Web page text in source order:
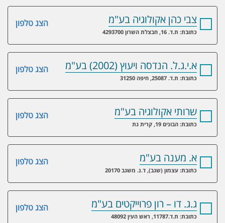
הצג טלפון צבי כהן אקולוגיה בע"מ
כתובת: ת.ד. 16, חבצלת השרון 4293700
הצג טלפון א.י.ג.ל. הנדסה ויעוץ (2002) בע"מ
כתובת: ת.ד. 25087, חיפה 31250
הצג טלפון שרותי אקולוגיה בע"מ
כתובת: הבונים 19, קרית גת
הצג טלפון א. מענה בע"מ
כתובת: עצמון (שגב), ד.נ. משגב 20170
הצג טלפון ג.ג. דו – רון פרוייקטים בע"מ
כתובת: ת.ד.11787, ראש העין 48092